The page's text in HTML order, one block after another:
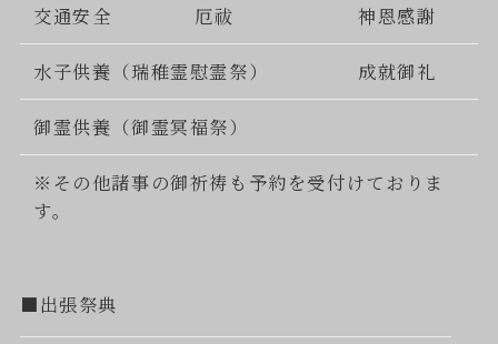
交通安全 厄祓 神恩感謝
水子供養（瑞稚霊慰霊祭） 成就御礼
御霊供養（御霊冥福祭）
※その他諸事の御祈祷も予約を受付けておりま
す。
■出張祭典